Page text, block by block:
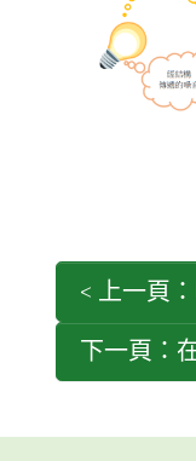
< 上一頁
下一頁：